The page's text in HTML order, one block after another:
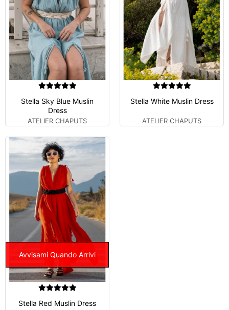
Stella Sky Blue Muslin
Dress
ATELIER CHAPUTS
Stella White Muslin Dress
ATELIER CHAPUTS
Avvisami Quando Arrivi
Stella Red Muslin Dress